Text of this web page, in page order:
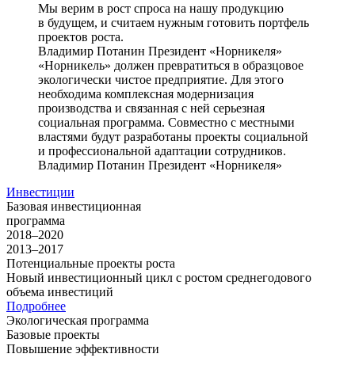
Мы верим в рост спроса на нашу продукцию
в будущем, и считаем нужным готовить портфель
проектов роста.
Владимир Потанин Президент «Норникеля»
«Норникель» должен превратиться в образцовое
экологически чистое предприятие. Для этого
необходима комплексная модернизация
производства и связанная с ней серьезная
социальная программа. Совместно с местными
властями будут разработаны проекты социальной
и профессиональной адаптации сотрудников.
Владимир Потанин Президент «Норникеля»
Инвестиции
Базовая инвестиционная
программа
2018–2020
2013–2017
Потенциальные проекты роста
Новый инвестиционный цикл с ростом среднегодового
объема инвестиций
Подробнее
Экологическая программа
Базовые проекты
Повышение эффективности